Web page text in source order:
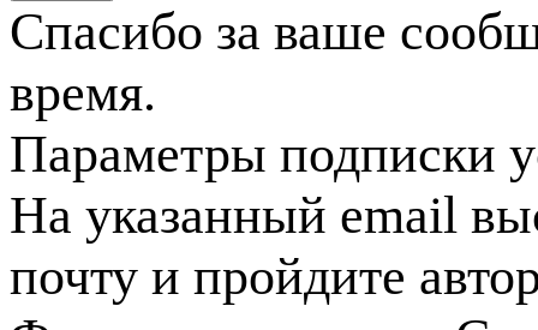
Спасибо за ваше
время.
Параметры подписки
На указанный email
почту и пройдите